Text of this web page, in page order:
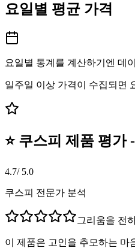
요일별 평균 가격
요일별 통계를 계산하기엔 데
일주일 이상 가격이 수집되면
⭐ 쿠스피 제품 평가
4.7/ 5.0
쿠스피 전문가 분석
그리움을 전
이 제품은 고인을 추모하는 마